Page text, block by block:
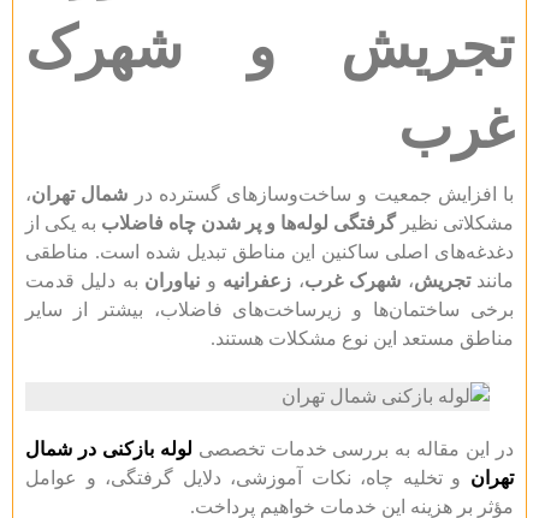
تجریش و شهرک
غرب
با افزایش جمعیت و ساخت‌وسازهای گسترده در شمال تهران،
مشکلاتی نظیرگرفتگی لوله‌ها و پر شدن چاه فاضلاب به یکی از
دغدغه‌های اصلی ساکنین این مناطق تبدیل شده است. مناطقی
مانندتجریش، شهرک غرب، زعفرانیه و نیاوران به دلیل قدمت
برخی ساختمان‌ها و زیرساخت‌های فاضلاب، بیشتر از سایر
مناطق مستعد این نوع مشکلات هستند.
در این مقاله به بررسی خدمات تخصصی لوله بازکنی در شمال
تهران و تخلیه چاه، نکات آموزشی، دلایل گرفتگی، و عوامل
مؤثر بر هزینه این خدمات خواهیم پرداخت.